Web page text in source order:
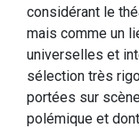
considérant le
mais comme un
universelles et
sélection très
portées sur
polémique et